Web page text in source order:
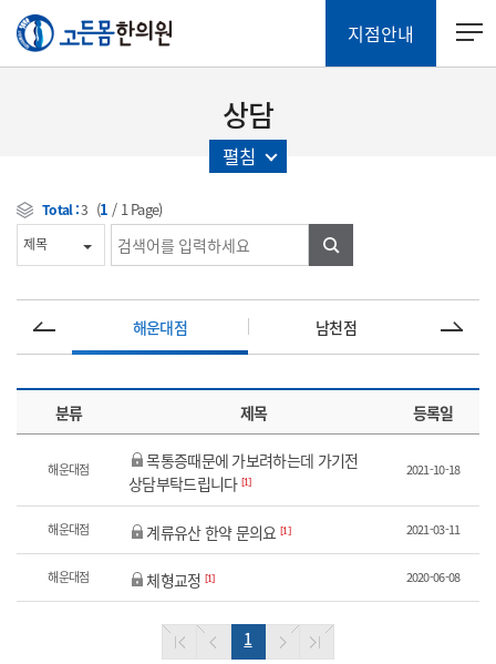
지점안내
상담
펼침
Total :3 (1 / 1Page)
해운대점 남천점
분류 제목 등록일
해운대점
목통증때문에 가보려하는데 가기전
상담부탁드립니다 [1]
2021-10-18
해운대점 계류유산 한약 문의요 [1] 2021-03-11
해운대점 체형교정 [1] 2020-06-08
1